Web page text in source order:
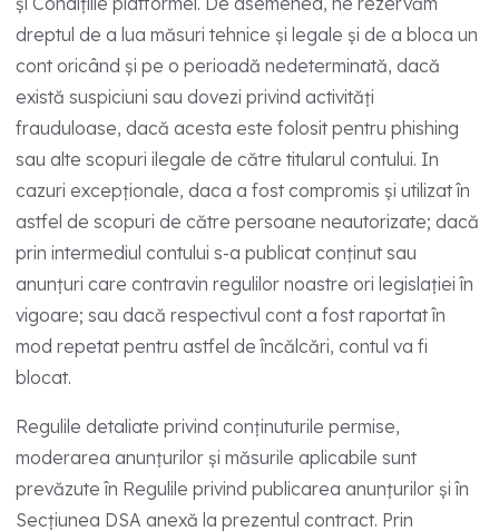
dreptul de a lua măsuri tehnice și legale și de a bloca un
cont oricând și pe o perioadă nedeterminată, dacă
există suspiciuni sau dovezi privind activități
frauduloase, dacă acesta este folosit pentru phishing
sau alte scopuri ilegale de către titularul contului. In
cazuri excepționale, daca a fost compromis și utilizat în
astfel de scopuri de către persoane neautorizate; dacă
prin intermediul contului s-a publicat conținut sau
anunțuri care contravin regulilor noastre ori legislației în
vigoare; sau dacă respectivul cont a fost raportat în
mod repetat pentru astfel de încălcări, contul va fi
blocat.
Regulile detaliate privind conținuturile permise,
moderarea anunțurilor și măsurile aplicabile sunt
prevăzute în Regulile privind publicarea anunțurilor și în
Secțiunea DSA anexă la prezentul contract. Prin